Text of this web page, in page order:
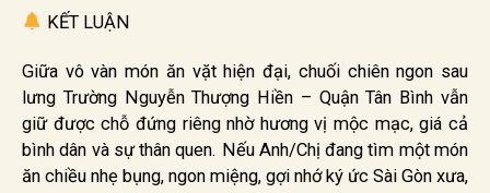
KẾT LUẬN
Giữa vô vàn món ăn vặt hiện đại, chuối chiên ngon sau
lưng Trường Nguyễn Thượng Hiền – Quận Tân Bình vẫn
giữ được chỗ đứng riêng nhờ hương vị mộc mạc, giá cả
bình dân và sự thân quen. Nếu Anh/Chị đang tìm một món
ăn chiều nhẹ bụng, ngon miệng, gợi nhớ ký ức Sài Gòn xưa,